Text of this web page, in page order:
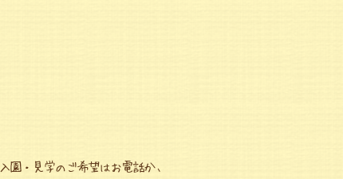
入園・見学のご希望はお電話か、